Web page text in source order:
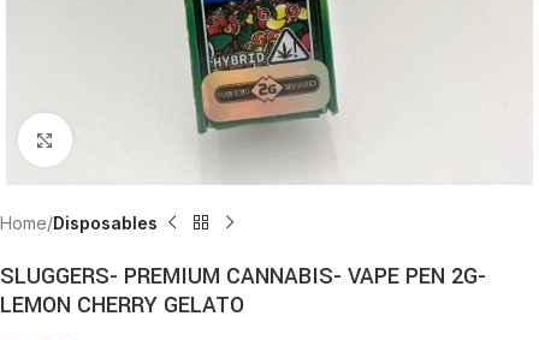
Click to enlarge
Home Disposables
SLUGGERS- PREMIUM CANNABIS- VAPE PEN 2G-
LEMON CHERRY GELATO